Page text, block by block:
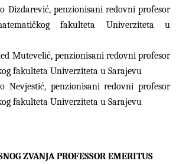
Dizdarević, penzionisani redovni profesor
fakulteta Univerziteta u
Mutevelić, penzionisani redovni profesor
fakulteta Univerziteta u Sarajevu
Nevjestić, penzionisani redovni profesor
fakulteta Univerziteta u Sarajevu
ZVANJA PROFESSOR EMERITUS